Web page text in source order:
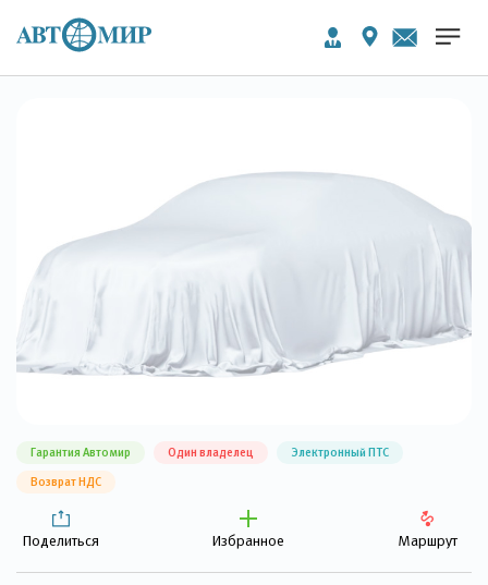
Гарантия Автомир Один владелец Электронный ПТС
Возврат НДС
Поделиться Избранное Маршрут